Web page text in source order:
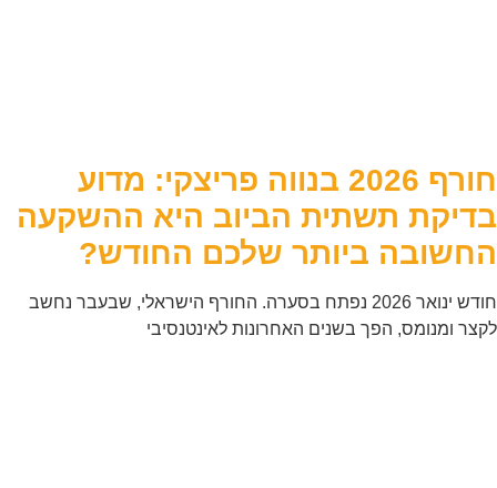
חורף 2026 בנווה פריצקי: מדוע
בדיקת תשתית הביוב היא ההשקעה
החשובה ביותר שלכם החודש?
חודש ינואר 2026 נפתח בסערה. החורף הישראלי, שבעבר נחשב
לקצר ומנומס, הפך בשנים האחרונות לאינטנסיבי